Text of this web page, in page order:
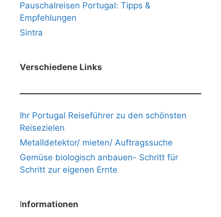
Pauschalreisen Portugal: Tipps &
Empfehlungen
Sintra
Verschiedene Links
Ihr Portugal Reiseführer zu den schönsten
Reisezielen
Metalldetektor/ mieten/ Auftragssuche
Gemüse biologisch anbauen- Schritt für
Schritt zur eigenen Ernte
Informationen